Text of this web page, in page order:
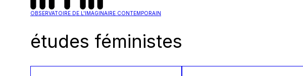
OBSERVATOIRE DE L'IMAGINAIRE CONTEMPORAIN
études féministes